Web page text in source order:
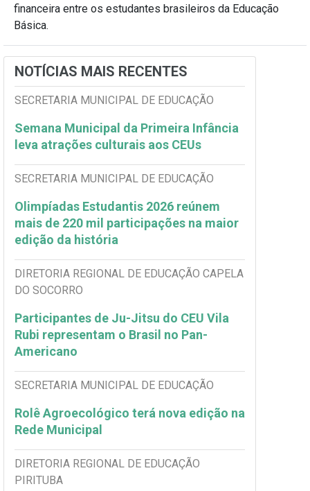
financeira entre os estudantes brasileiros da Educação
Básica.
NOTÍCIAS MAIS RECENTES
SECRETARIA MUNICIPAL DE EDUCAÇÃO
Semana Municipal da Primeira Infância
leva atrações culturais aos CEUs
SECRETARIA MUNICIPAL DE EDUCAÇÃO
Olimpíadas Estudantis 2026 reúnem
mais de 220 mil participações na maior
edição da história
DIRETORIA REGIONAL DE EDUCAÇÃO CAPELA
DO SOCORRO
Participantes de Ju-Jitsu do CEU Vila
Rubi representam o Brasil no Pan-
Americano
SECRETARIA MUNICIPAL DE EDUCAÇÃO
Rolê Agroecológico terá nova edição na
Rede Municipal
DIRETORIA REGIONAL DE EDUCAÇÃO
PIRITUBA